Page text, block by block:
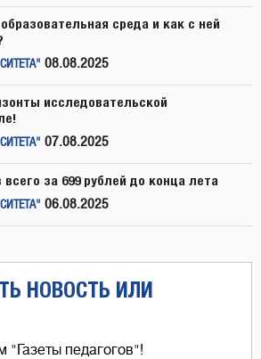
среда и как с ней
08.08.2025
исследовательской
07.08.2025
за 699 рублей до конца лета
06.08.2025
НОВОСТЬ ИЛИ
"Газеты педагогов"!